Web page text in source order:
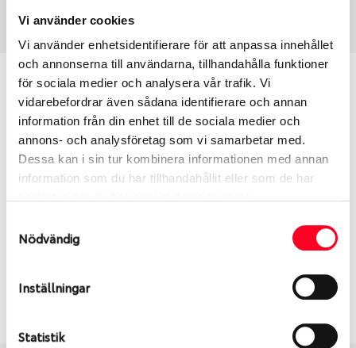
Vi använder cookies
Vi använder enhetsidentifierare för att anpassa innehållet
och annonserna till användarna, tillhandahålla funktioner
för sociala medier och analysera vår trafik. Vi
vidarebefordrar även sådana identifierare och annan
information från din enhet till de sociala medier och
annons- och analysföretag som vi samarbetar med.
Dessa kan i sin tur kombinera informationen med annan
information som du har tillhandahållit eller som de har
Nödvändig
Inställningar
Statistik
1321
Passar detta däck min bil?
Ange registreringsnummer för att se om det däck
du valt passar din bilmodell. Om du köper däck som
skall sättas på dina befintliga fälgar, se till att kolla
en extra gång så att däck och fälg har samma
bilen hade ut från fabrik.
S Sök